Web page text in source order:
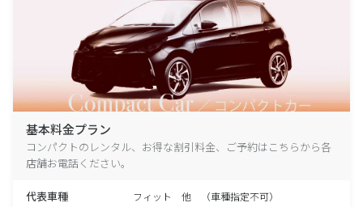
基本料金プラン
コンパクトのレンタル、お得な割引料金、ご予約はこちらから各
店舗お電話ください。
代表車種 フィット 他 （車種指定不可）